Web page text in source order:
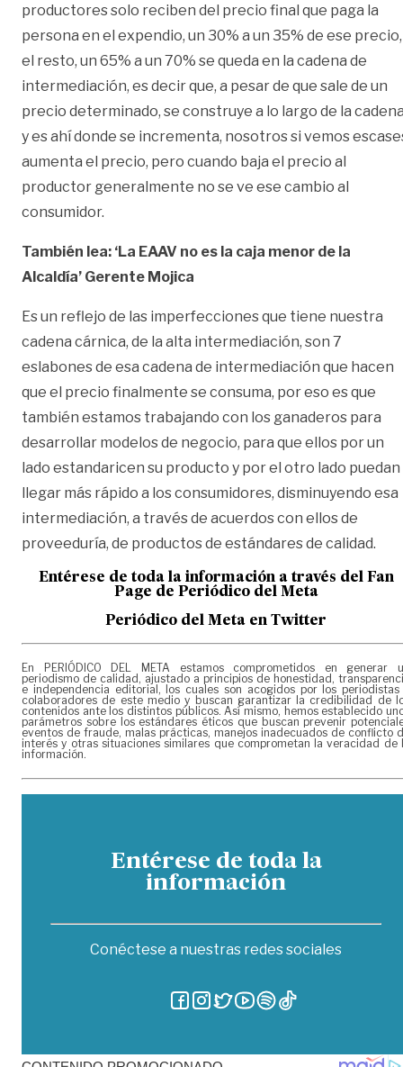
productores solo reciben del precio final que paga la
persona en el expendio, un 30% a un 35% de ese precio,
el resto, un 65% a un 70% se queda en la cadena de
intermediación, es decir que, a pesar de que sale de un
precio determinado, se construye a lo largo de la
y es ahí donde se incrementa, nosotros si vemos
aumenta el precio, pero cuando baja el precio al
productor generalmente no se ve ese cambio al
consumidor.
También lea: ‘La EAAV no es la caja menor de la
Alcaldía’ Gerente Mojica
Es un reflejo de las imperfecciones que tiene nuestra
cadena cárnica, de la alta intermediación, son 7
eslabones de esa cadena de intermediación que hacen
que el precio finalmente se consuma, por eso es que
también estamos trabajando con los ganaderos para
desarrollar modelos de negocio, para que ellos por un
lado estandaricen su producto y por el otro lado puedan
llegar más rápido a los consumidores, disminuyendo esa
intermediación, a través de acuerdos con ellos de
proveeduría, de productos de estándares de calidad.
Entérese de toda la información a través del Fan
Page de Periódico del Meta
Periódico del Meta en Twitter
En PERIÓDICO DEL META estamos comprometidos en generar
periodismo de calidad, ajustado a principios de honestidad,
e independencia editorial, los cuales son acogidos por los periodistas
colaboradores de este medio y buscan garantizar la credibilidad de
contenidos ante los distintos públicos. Así mismo, hemos establecido
parámetros sobre los estándares éticos que buscan prevenir
eventos de fraude, malas prácticas, manejos inadecuados de conflicto
interés y otras situaciones similares que comprometan la veracidad de
información.
Entérese de toda la
información
Conéctese a nuestras redes sociales